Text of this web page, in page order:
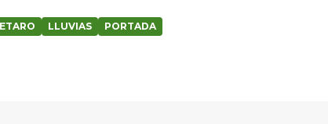
LLUVIAS PORTADA